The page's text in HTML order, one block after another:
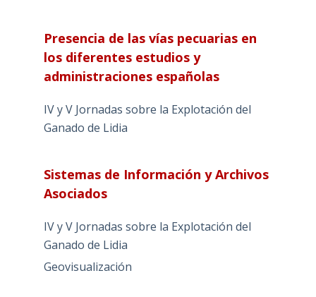
Presencia de las vías pecuarias en
los diferentes estudios y
administraciones españolas
IV y V Jornadas sobre la Explotación del
Ganado de Lidia
Sistemas de Información y Archivos
Asociados
IV y V Jornadas sobre la Explotación del
Ganado de Lidia
Geovisualización